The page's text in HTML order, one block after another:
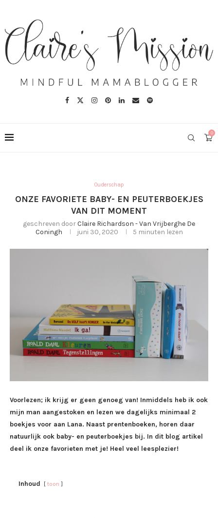
0
Ouderschap
ONZE FAVORIETE BABY- EN PEUTERBOEKJES
VAN DIT MOMENT
geschreven doorClaire Richardson - Van Vrijberghe De
Coningh
juni 30, 2020 5 minuten lezen
Voorlezen; ik krijg er geen genoeg van! Inmiddels heb ik ook
mijn man aangestoken en lezen we dagelijks minimaal 2
boekjes voor aan Lana. Naast prentenboeken, horen daar
natuurlijk ook baby- en peuterboekjes bij. In dit blog artikel
deel ik onze favorieten met je! Heel veel leesplezier!
Inhoud toon